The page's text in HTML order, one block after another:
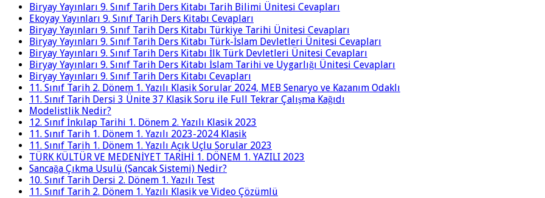
Biryay Yayınları 9. Sınıf Tarih Ders Kitabı Tarih Bilimi Ünitesi Cevapları
Ekoyay Yayınları 9. Sınıf Tarih Ders Kitabı Cevapları
Biryay Yayınları 9. Sınıf Tarih Ders Kitabı Türkiye Tarihi Ünitesi Cevapları
Biryay Yayınları 9. Sınıf Tarih Ders Kitabı Türk-İslam Devletleri Ünitesi Cevapları
Biryay Yayınları 9. Sınıf Tarih Ders Kitabı İlk Türk Devletleri Ünitesi Cevapları
Biryay Yayınları 9. Sınıf Tarih Ders Kitabı İslam Tarihi ve Uygarlığı Ünitesi Cevapları
Biryay Yayınları 9. Sınıf Tarih Ders Kitabı Cevapları
11. Sınıf Tarih 2. Dönem 1. Yazılı Klasik Sorular 2024, MEB Senaryo ve Kazanım Odaklı
11. Sınıf Tarih Dersi 3 Ünite 37 Klasik Soru ile Full Tekrar Çalışma Kağıdı
Modelistlik Nedir?
12. Sınıf İnkılap Tarihi 1. Dönem 2. Yazılı Klasik 2023
11. Sınıf Tarih 1. Dönem 1. Yazılı 2023-2024 Klasik
11. Sınıf Tarih 1. Dönem 1. Yazılı Açık Uçlu Sorular 2023
TÜRK KÜLTÜR VE MEDENİYET TARİHİ 1. DÖNEM 1. YAZILI 2023
Sancağa Çıkma Usulü (Sancak Sistemi) Nedir?
10. Sınıf Tarih Dersi 2. Dönem 1. Yazılı Test
11. Sınıf Tarih 2. Dönem 1. Yazılı Klasik ve Video Çözümlü